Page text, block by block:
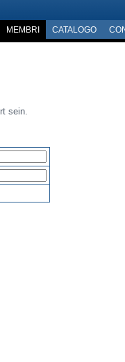
MEMBRI CATALOGO
sein.